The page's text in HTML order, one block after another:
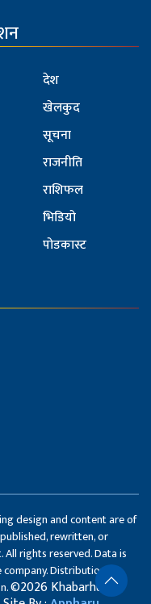
देश
खेलकुद
सूचना
राजनीति
राशिफल
भिडियो
पोडकास्ट
design and content are of
rewritten, or
rights reserved. Data is
company. Distribution of
©2026 Khabarhub